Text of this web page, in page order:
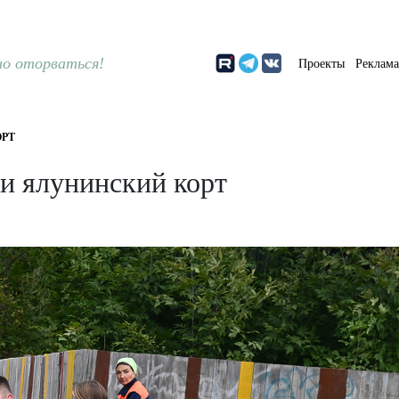
оторваться! Проекты Реклама
ялунинский корт